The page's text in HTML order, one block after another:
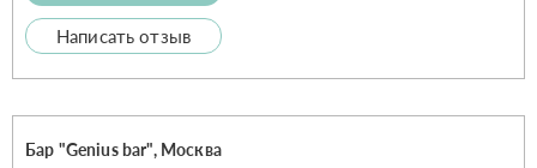
Написать отзыв
Бар "Genius bar", Москва